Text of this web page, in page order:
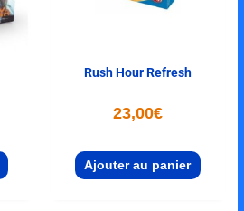
Rush Hour Refresh
23,00€
Ajouter au panier